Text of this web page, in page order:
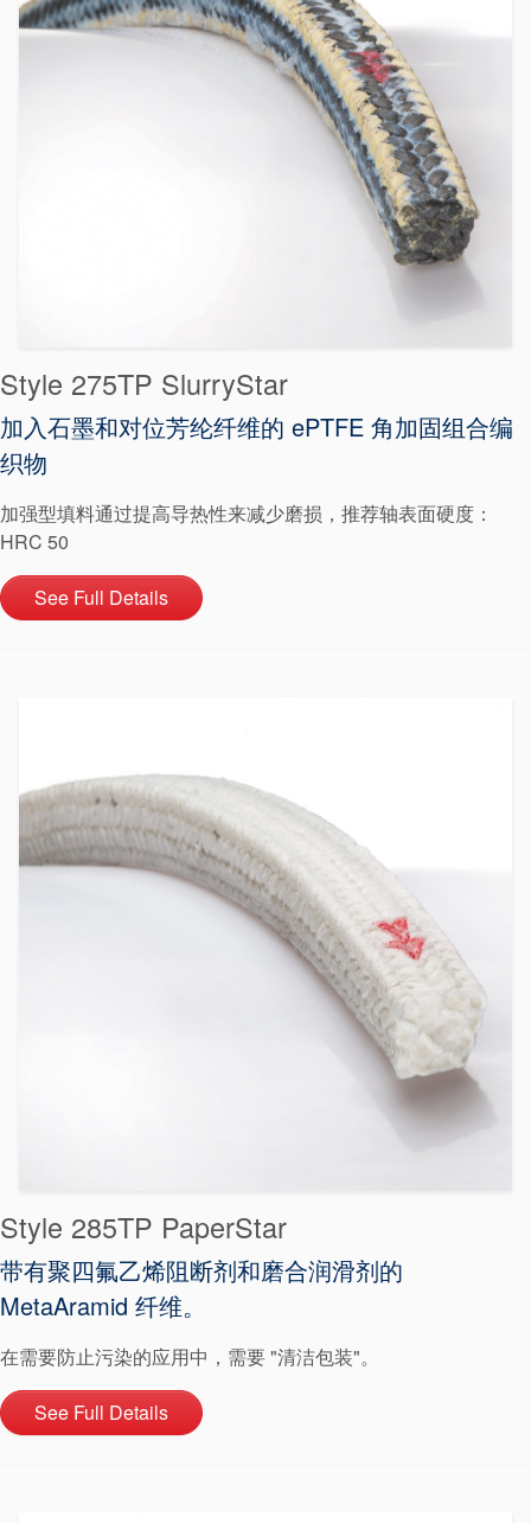
联系我们
学院
行业指南
产品手册
视频
Style 275TP SlurryStar
加入石墨和对位芳纶纤维的 ePTFE 角加固组合编
织物
加强型填料通过提高导热性来减少磨损，推荐轴表面硬度：
HRC 50
See Full Details
Style 285TP PaperStar
带有聚四氟乙烯阻断剂和磨合润滑剂的
MetaAramid 纤维。
在需要防止污染的应用中，需要 "清洁包装"。
See Full Details